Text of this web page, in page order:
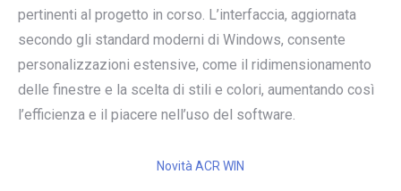
pertinenti al progetto in corso. L’interfaccia, aggiornata
secondo gli standard moderni di Windows, consente
personalizzazioni estensive, come il ridimensionamento
delle finestre e la scelta di stili e colori, aumentando così
l’efficienza e il piacere nell’uso del software.
Novità ACR WIN